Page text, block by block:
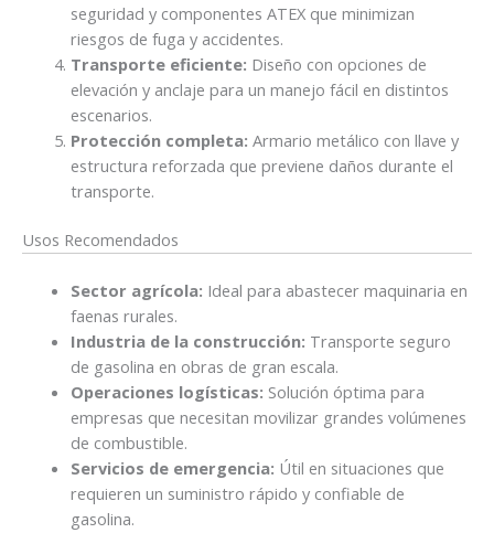
seguridad y componentes ATEX que minimizan
riesgos de fuga y accidentes.
Transporte eficiente: Diseño con opciones de
elevación y anclaje para un manejo fácil en distintos
escenarios.
Protección completa: Armario metálico con llave y
estructura reforzada que previene daños durante el
transporte.
Usos Recomendados
Sector agrícola: Ideal para abastecer maquinaria en
faenas rurales.
Industria de la construcción: Transporte seguro
de gasolina en obras de gran escala.
Operaciones logísticas: Solución óptima para
empresas que necesitan movilizar grandes volúmenes
de combustible.
Servicios de emergencia: Útil en situaciones que
requieren un suministro rápido y confiable de
gasolina.